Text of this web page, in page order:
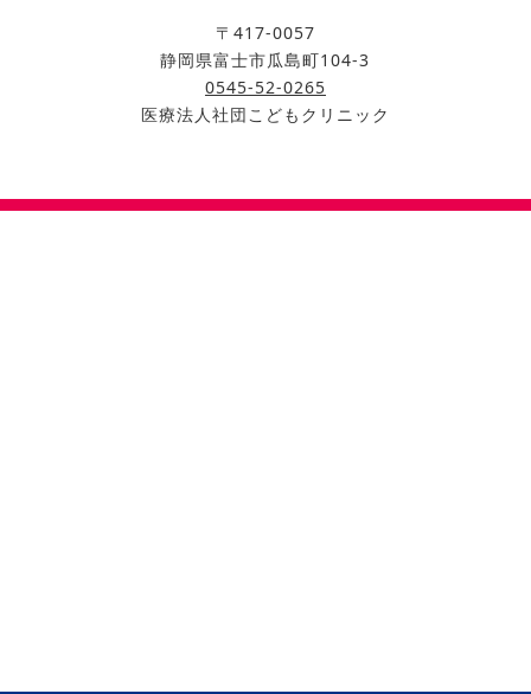
〒417-0057
静岡県富士市瓜島町104-3
0545-52-0265
医療法人社団こどもクリニック